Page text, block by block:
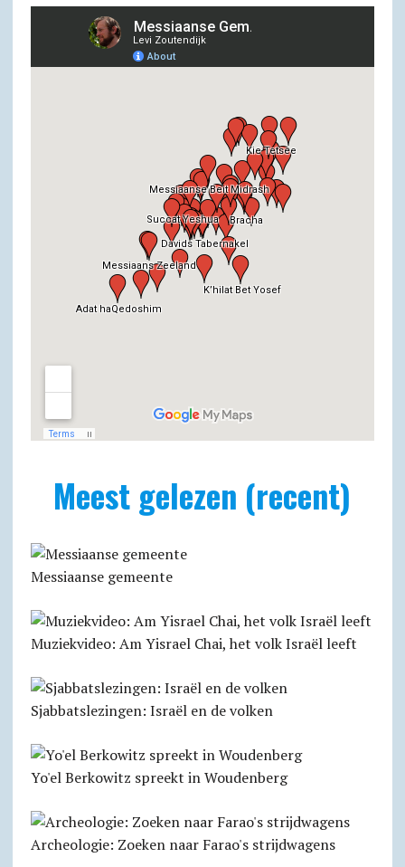
Meest gelezen (recent)
Messiaanse gemeente
Muziekvideo: Am Yisrael Chai, het volk Israël leeft
Sjabbatslezingen: Israël en de volken
Yo'el Berkowitz spreekt in Woudenberg
Archeologie: Zoeken naar Farao's strijdwagens